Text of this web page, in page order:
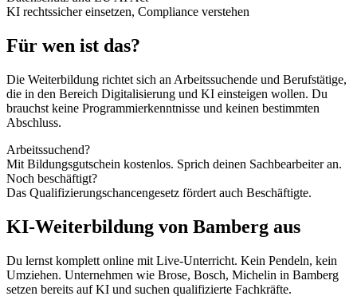
KI rechtssicher einsetzen, Compliance verstehen
Für wen ist das?
Die Weiterbildung richtet sich an Arbeitssuchende und Berufstätige,
die in den Bereich Digitalisierung und KI einsteigen wollen. Du
brauchst keine Programmierkenntnisse und keinen bestimmten
Abschluss.
Arbeitssuchend?
Mit Bildungsgutschein kostenlos. Sprich deinen Sachbearbeiter an.
Noch beschäftigt?
Das Qualifizierungschancengesetz fördert auch Beschäftigte.
KI-Weiterbildung von Bamberg aus
Du lernst komplett online mit Live-Unterricht. Kein Pendeln, kein
Umziehen. Unternehmen wie Brose, Bosch, Michelin in Bamberg
setzen bereits auf KI und suchen qualifizierte Fachkräfte.